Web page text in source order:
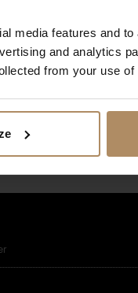
media features and
and analytics
from your use